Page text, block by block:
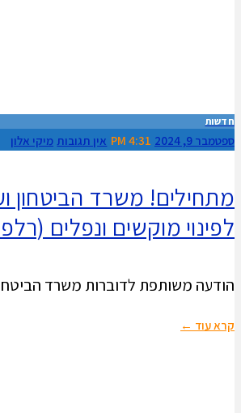
חדשות
ספטמבר 9, 2024 4:31 PM אין תגובות מיקי אלון
לפינוי מוקשים ונפלים
הודעה משותפת לדוברות משרד הביטחון ועיריית ראשון
קרא עוד ←